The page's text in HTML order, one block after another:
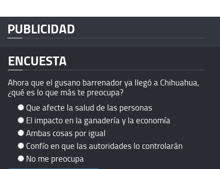
PUBLICIDAD
ENCUESTA
Ahora que el gusano barrenador ya llegó a Chihuahua,
¿qué es lo que más te preocupa?
Que afecte la salud de las personas
El impacto en la ganadería y la economía
Ambas cosas por igual
Confío en que las autoridades lo controlarán
No me preocupa